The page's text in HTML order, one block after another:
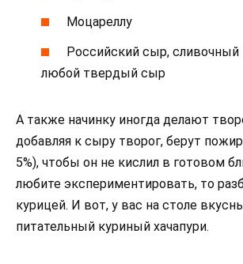
Моцареллу
Российский сыр,
любой твердый сыр
А также начинку иногда делают
добавляя к сыру творог, берут
5%), чтобы он не кислил в готовом
любите экспериментировать, то
курицей. И вот, у вас на столе
питательный куриный хачапури.